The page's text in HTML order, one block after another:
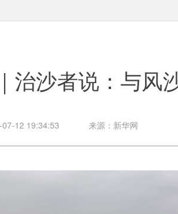
治沙者说：与风
12 19:34:53 来源：新华网